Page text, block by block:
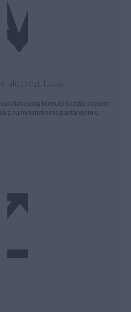
rezultatas
formulė leidžia pasiekti
su minimaliomis pastangomis.